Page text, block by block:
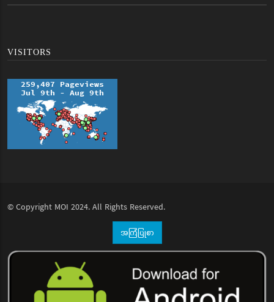
VISITORS
© Copyright MOI 2024. All Rights Reserved.
အကြံပြုစာ